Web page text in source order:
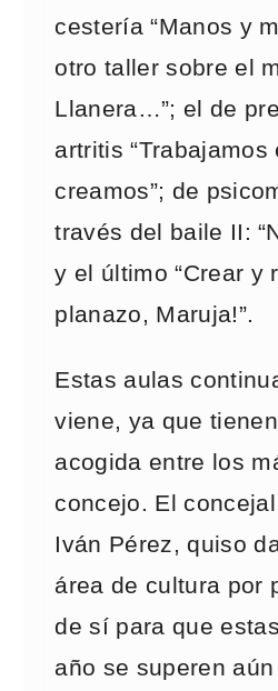
cestería “Manos y
otro taller sobre el
Llanera…”; el de
artritis “Trabajamos
creamos”; de
través del baile II:
y el último “Crear y
planazo, Maruja!”.
Estas aulas
viene, ya que
acogida entre los
concejo. El
Iván Pérez, quiso
área de cultura por
de sí para que
año se superen